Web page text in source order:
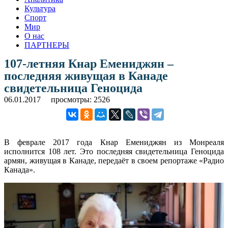
Культура
Спорт
Мир
О нас
ПАРТНЕРЫ
107-летняя Кнар Емениджян –
последняя живущая в Канаде
свидетельница Геноцида
06.01.2017 просмотры: 2526
В феврале 2017 года Кнар Емениджян из Монреаля
исполнится 108 лет. Это последняя свидетельница Геноцида
армян, живущая в Канаде, передаёт в своем репортаже «Радио
Канада».